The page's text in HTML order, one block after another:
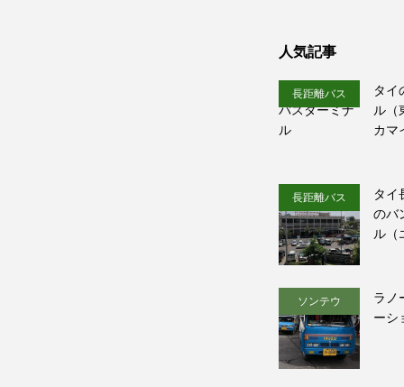
人気記事
長距離バス
タイ
ル（
カマ
長距離バス
タイ
のバ
ル（
ソンテウ
ラノ
ーシ